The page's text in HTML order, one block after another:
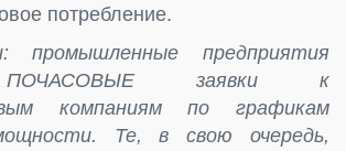
потребление.
промышленные предприятия
заявки к
компаниям по графикам
Те, в свою очередь,